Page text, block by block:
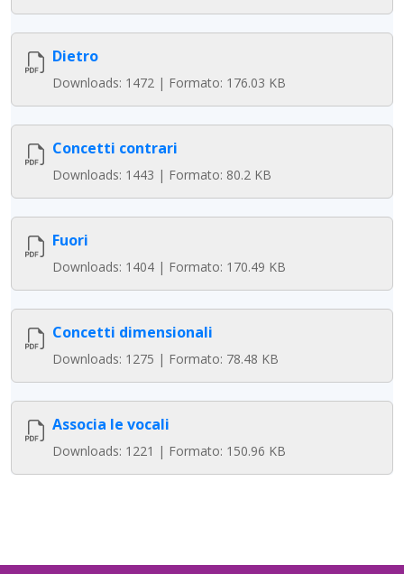
Dietro
Downloads: 1472 | Formato: 176.03 KB
Concetti contrari
Downloads: 1443 | Formato: 80.2 KB
Fuori
Downloads: 1404 | Formato: 170.49 KB
Concetti dimensionali
Downloads: 1275 | Formato: 78.48 KB
Associa le vocali
Downloads: 1221 | Formato: 150.96 KB